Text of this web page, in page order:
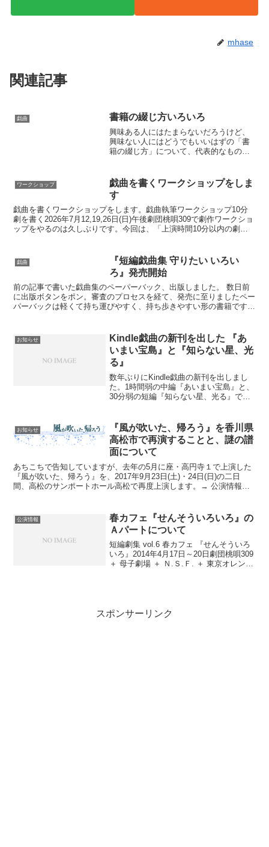
mhase
関連記事
戯曲 書籍の綴じ方いろいろ
興味ある人にはたまらないだろうけど、
興味ない人にはどうでもいいはずの「書
籍の綴じ方」について、代表的なものを
いる一般的な書籍についてです。大きな
区分けとしてハードカバー...
ワークショップ
戯曲を書くワークショップをしま
す
戯曲を書くワークショップをします。戯曲執筆ワークショップ10分
劇を書く2026年7月12,19,26日(日)午後劇団桃唄309で劇作ワークショ
ップをやるのは久しぶりです。今回は、「上演時間10分以内の劇」
戯曲
『短編戯曲集 守りたい いろい
ろ』発売開始
前の記事で書いた戯曲集のペーパーバック、出版しました。 数日前
に出版ボタンをポン。審査のプロセスを経て、発売に至りましたペー
パーバックは軽くて持ち運びやすく、持ち歩きやすい形の書籍です。
お知らせ
Kindle戯曲の新刊を出した 『あ
いまい宝島』と『知らない星、光
る』
数年ぶりにKindle戯曲の新刊を出しまし
た。1時間弱の中編『あいまい宝島』と、
30分弱の短編『知らない星、光る』で
なかったのに急にまたなんで？東中野の
RAFT...
お知らせ
『風が吹いた、帰ろう』を香川県
高松市で再演することと、謎の譜
面について
あちこちで告知していますが、去年の5月に座・高円寺１で上演した
『風が吹いた、帰ろう』を、2017年9月23日(土)・24日(日)の二日
間、高松のサンポートホール高松で再度上演します。→ 公演情報サ
公演情報
春カフェ『せんそういろいろ』の
Ａパートについて
短編劇集 vol.6 春カフェ 『せんそういろ
いろ』2014年4月17日～20日劇団桃唄309
＋ 母子劇場 ＋ Ｎ.Ｓ.Ｆ. ＋ 東京オレンジ
スポンサーリンク